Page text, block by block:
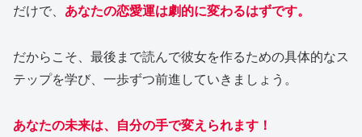
だけで、 あなたの恋愛運は劇的に変わるはずです。
だからこそ、最後まで読んで彼女を作るための具体的なス
テップを学び、一歩ずつ前進していきましょう。
あなたの未来は、自分の手で変えられます！